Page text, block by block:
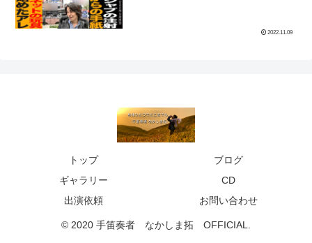
2022.11.09
トップ
ブログ
ギャラリー
CD
出演依頼
お問い合わせ
© 2020 手笛奏者 なかしま拓 OFFICIAL.